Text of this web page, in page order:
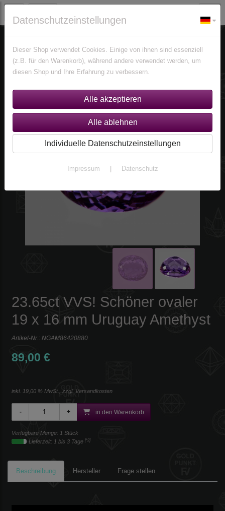
Edelsteine Amethyste
23.65ct VVS! Schöner ovaler
19 x 16 mm Uruguay Amethyst
Artikel-Nr.: NGAM86420880
89,00 €
inkl. 19,00 % MwSt., zzgl. Versandkosten
in den Warenkorb
Verfügbare Menge: 1 Stück
Lieferzeit: 1 bis 3 Tage [*2]
Beschreibung Hersteller Frage stellen
Datenschutzeinstellungen
Dieser Shop verwendet Cookies. Einige von ihnen sind essenziell
(z.B. für den Warenkorb), während andere verwendet werden, um
diesen Shop und Ihre Erfahrung zu verbessern.
Individuelle Datenschutzeinstellungen
Impressum Datenschutz